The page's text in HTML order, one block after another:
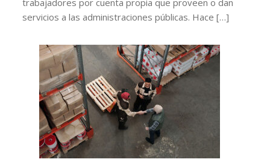
servicios a las administraciones públicas. Hace […]